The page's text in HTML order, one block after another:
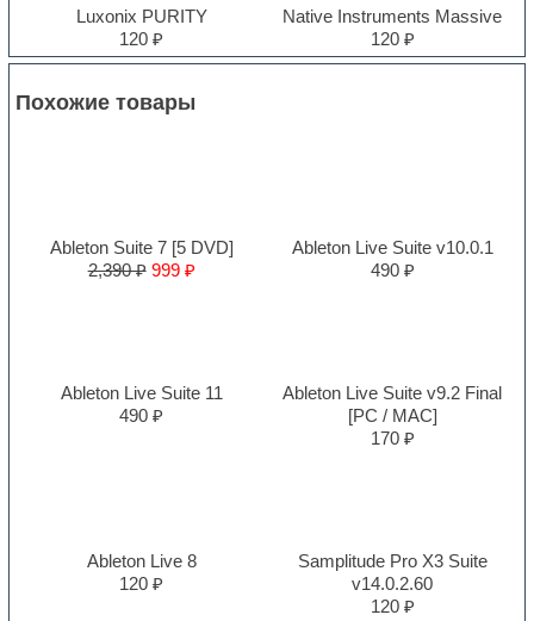
Luxonix PURITY
120 ₽
Native Instruments Massive
120 ₽
Похожие товары
Ableton Suite 7 [5 DVD]
2,390 ₽ 999 ₽
Ableton Live Suite v10.0.1
490 ₽
Ableton Live Suite 11
490 ₽
Ableton Live Suite v9.2 Final
[PC / MAC]
170 ₽
Ableton Live 8
120 ₽
Samplitude Pro X3 Suite
v14.0.2.60
120 ₽